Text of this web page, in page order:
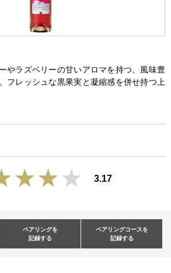
やラズベリーの甘いアロマを持つ、風味豊
フレッシュな黒果実と凝縮感を併せ持つ上
3.17
ペアリングを
記録する
ペアリングコースを
記録する